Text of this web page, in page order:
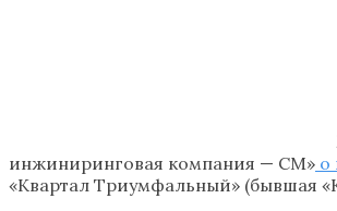
инжиниринговая компания — СМ» о
«Квартал Триумфальный» (бывшая